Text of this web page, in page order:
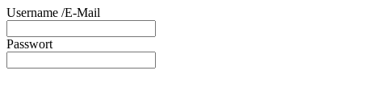
Username /E-Mail
Passwort